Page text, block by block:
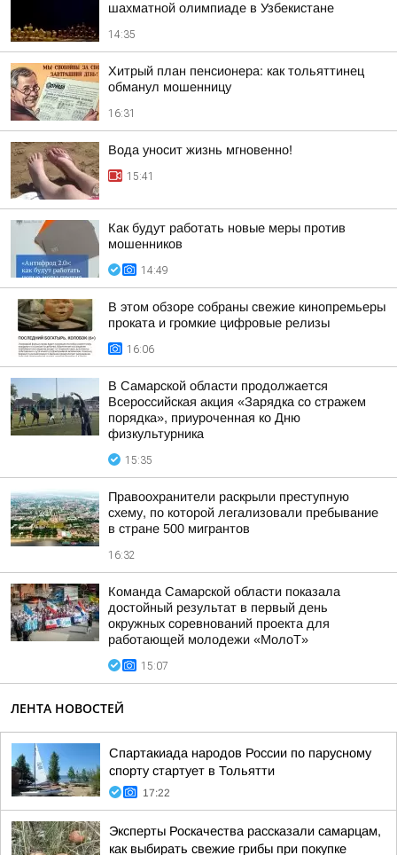
шахматной олимпиаде в Узбекистане
14:35
Хитрый план пенсионера: как тольяттинец
обманул мошенницу
16:31
Вода уносит жизнь мгновенно!
15:41
Как будут работать новые меры против
мошенников
14:49
В этом обзоре собраны свежие кинопремьеры
проката и громкие цифровые релизы
16:06
В Самарской области продолжается
Всероссийская акция «Зарядка со стражем
порядка», приуроченная ко Дню
физкультурника
15:35
Правоохранители раскрыли преступную
схему, по которой легализовали пребывание
в стране 500 мигрантов
16:32
Команда Самарской области показала
достойный результат в первый день
окружных соревнований проекта для
работающей молодежи «МолоТ»
15:07
ЛЕНТА НОВОСТЕЙ
Спартакиада народов России по парусному
спорту стартует в Тольятти
17:22
Эксперты Роскачества рассказали самарцам,
как выбирать свежие грибы при покупке